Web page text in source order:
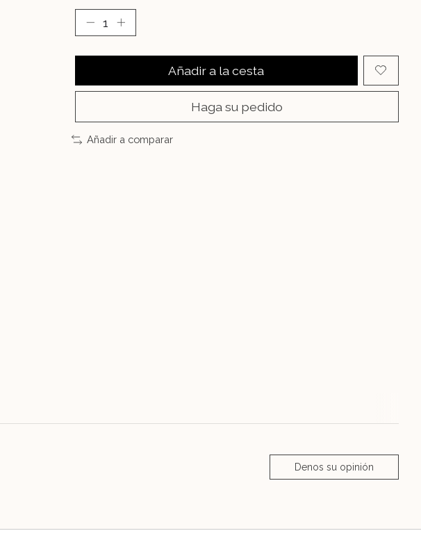
Añadir a la cesta
Haga su pedido
Añadir a comparar
Denos su opinión